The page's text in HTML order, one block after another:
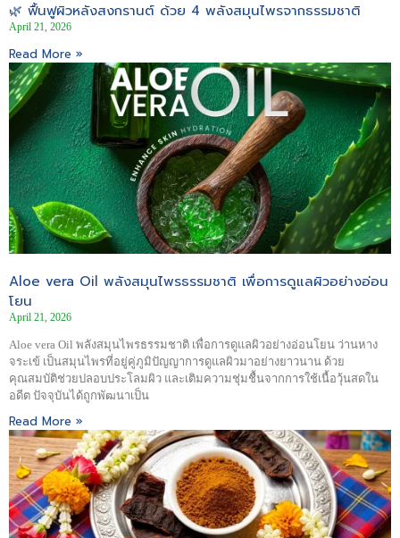
🌿 ฟื้นฟูผิวหลังสงกรานต์ ด้วย 4 พลังสมุนไพรจากธรรมชาติ
April 21, 2026
Read More »
Aloe vera Oil พลังสมุนไพรธรรมชาติ เพื่อการดูแลผิวอย่างอ่อน
โยน
April 21, 2026
Aloe vera Oil พลังสมุนไพรธรรมชาติ เพื่อการดูแลผิวอย่างอ่อนโยน ว่านหาง
จระเข้ เป็นสมุนไพรที่อยู่คู่ภูมิปัญญาการดูแลผิวมาอย่างยาวนาน ด้วย
คุณสมบัติช่วยปลอบประโลมผิว และเติมความชุ่มชื้นจากการใช้เนื้อวุ้นสดใน
อดีต ปัจจุบันได้ถูกพัฒนาเป็น
Read More »